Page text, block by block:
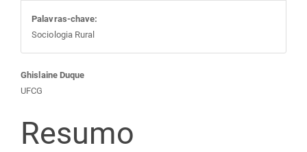
Palavras-chave:
Sociologia Rural
Conteúdo
do
Ghislaine Duque
UFCG
Resumo